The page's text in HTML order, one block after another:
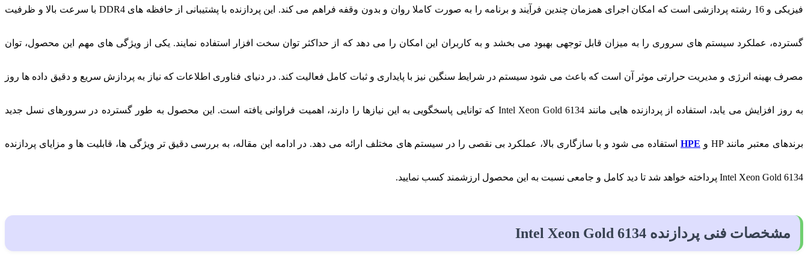
فیزیکی و 16 رشته پردازشی است که امکان اجرای همزمان چندین فرآیند و برنامه را به صورت کاملا روان و بدون وقفه فراهم می کند. این پردازنده با پشتیبانی از حافظه های DDR4 با سرعت بالا و ظرفیت
گسترده، عملکرد سیستم های سروری را به میزان قابل توجهی بهبود می بخشد و به کاربران این امکان را می دهد که از حداکثر توان سخت افزار استفاده نمایند. یکی از ویژگی های مهم این محصول، توان
مصرف بهینه انرژی و مدیریت حرارتی موثر آن است که باعث می شود سیستم در شرایط سنگین نیز با پایداری و ثبات کامل فعالیت کند. در دنیای فناوری اطلاعات که نیاز به پردازش سریع و دقیق داده ها روز
به روز افزایش می یابد، استفاده از پردازنده هایی مانند Intel Xeon Gold 6134 که توانایی پاسخگویی به این نیازها را دارند، اهمیت فراوانی یافته است. این محصول به طور گسترده در سرورهای نسل جدید
برندهای معتبر مانند HP و HPE استفاده می شود و با سازگاری بالا، عملکرد بی نقصی را در سیستم های مختلف ارائه می دهد. در ادامه این مقاله، به بررسی دقیق تر ویژگی ها، قابلیت ها و مزایای پردازنده
Intel Xeon Gold 6134 پرداخته خواهد شد تا دید کامل و جامعی نسبت به این محصول ارزشمند کسب نمایید.
مشخصات فنی پردازنده Intel Xeon Gold 6134